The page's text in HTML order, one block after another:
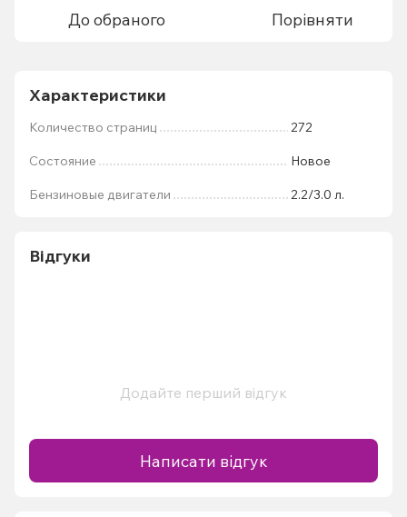
До обраного Порівняти
Характеристики
Количество страниц 272
Состояние Новое
Бензиновые двигатели 2.2/3.0 л.
Відгуки
Додайте перший відгук
Написати відгук